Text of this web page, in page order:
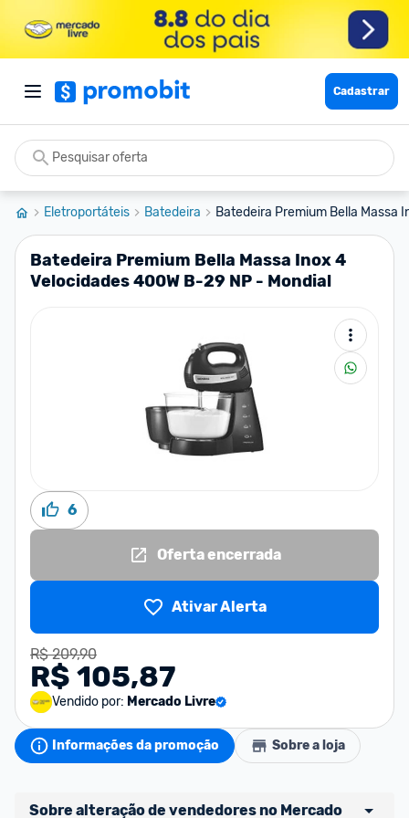
Cadastrar
Eletroportáteis Batedeira Batedeira Premium Bella Massa
Batedeira Premium Bella Massa Inox 4
Velocidades 400W B-29 NP - Mondial
6
Oferta encerrada
Ativar Alerta
R$ 209,90
R$ 105,87
Vendido por: Mercado Livre
Informações da promoção Sobre a loja
Sobre alteração de vendedores no Mercado